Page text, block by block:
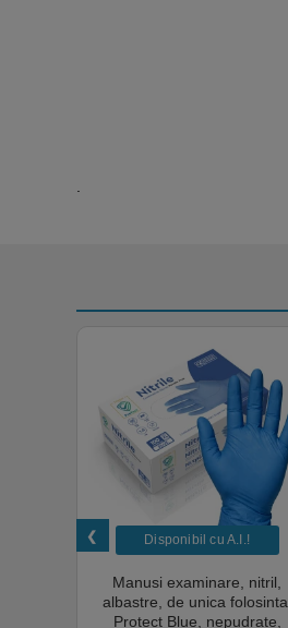
Disponibil cu A.I.​!
Manusi examinare, nitril,
albastre, de unica folosinta,
Protect Blue, nepudrate,